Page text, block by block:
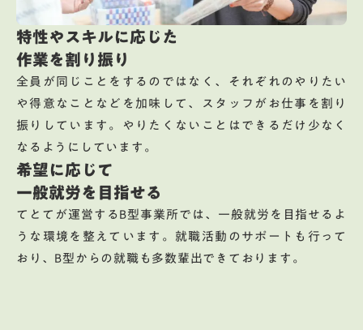
特性やスキルに応じた
作業を割り振り
全員が同じことをするのではなく、それぞれのやりたい
や得意なことなどを加味して、スタッフがお仕事を割り
振りしています。やりたくないことはできるだけ少なく
なるようにしています。
希望に応じて
一般就労を目指せる
てとてが運営するB型事業所では、一般就労を目指せるよ
うな環境を整えています。就職活動のサポートも行って
おり、B型からの就職も多数輩出できております。